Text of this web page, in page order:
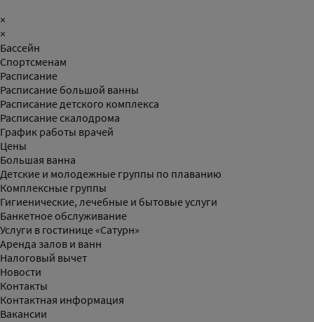
×
×
Бассейн
Спортсменам
Расписание
Расписание большой ванны
Расписание детского комплекса
Расписание скалодрома
График работы врачей
Цены
Большая ванна
Детские и молодежные группы по плаванию
Комплексные группы
Гигиенические, лечебные и бытовые услуги
Банкетное обслуживание
Услуги в гостинице «Сатурн»
Аренда залов и ванн
Налоговый вычет
Новости
Контакты
Контактная информация
Вакансии